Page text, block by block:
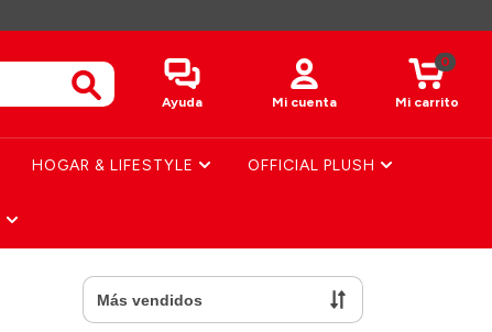
Ayuda Mi cuenta Mi carrito
0
HOGAR & LIFESTYLE OFFICIAL PLUSH